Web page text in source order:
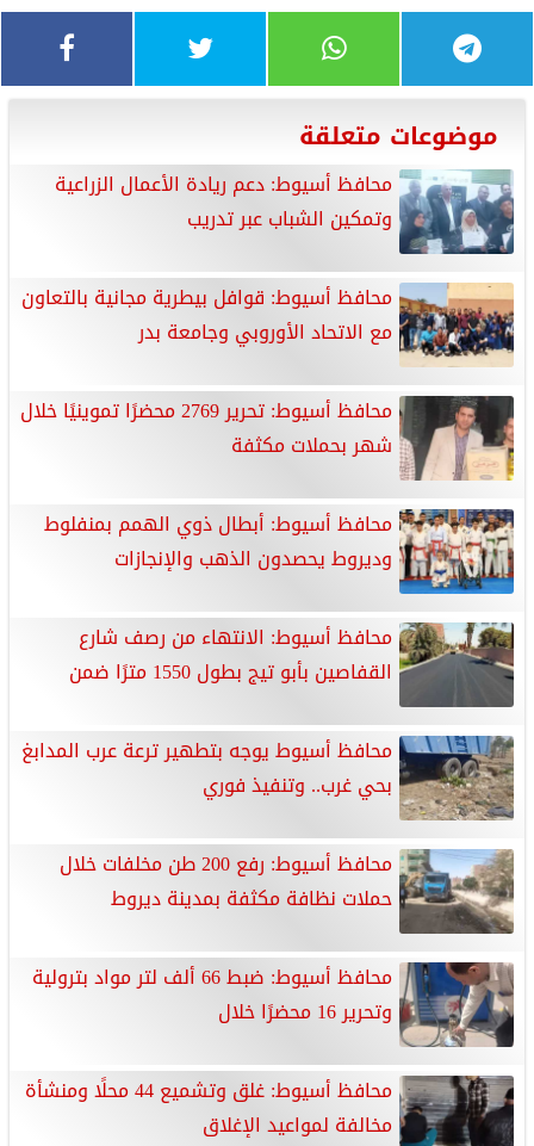
موضوعات متعلقة
محافظ أسيوط: دعم ريادة الأعمال الزراعية
وتمكين الشباب عبر تدريب
محافظ أسيوط: قوافل بيطرية مجانية بالتعاون
مع الاتحاد الأوروبي وجامعة بدر
محافظ أسيوط: تحرير 2769 محضرًا تموينيًا خلال
شهر بحملات مكثفة
محافظ أسيوط: أبطال ذوي الهمم بمنفلوط
وديروط يحصدون الذهب والإنجازات
محافظ أسيوط: الانتهاء من رصف شارع
القفاصين بأبو تيج بطول 1550 مترًا ضمن
محافظ أسيوط يوجه بتطهير ترعة عرب المدابغ
بحي غرب.. وتنفيذ فوري
محافظ أسيوط: رفع 200 طن مخلفات خلال
حملات نظافة مكثفة بمدينة ديروط
محافظ أسيوط: ضبط 66 ألف لتر مواد بترولية
وتحرير 16 محضرًا خلال
محافظ أسيوط: غلق وتشميع 44 محلًا ومنشأة
مخالفة لمواعيد الإغلاق